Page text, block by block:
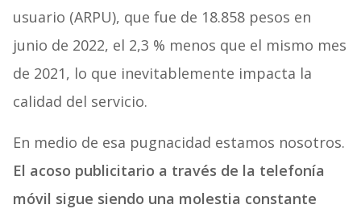
usuario (ARPU), que fue de 18.858 pesos en
junio de 2022, el 2,3 % menos que el mismo mes
de 2021, lo que inevitablemente impacta la
calidad del servicio.
En medio de esa pugnacidad estamos nosotros.
El acoso publicitario a través de la telefonía
móvil sigue siendo una molestia constante